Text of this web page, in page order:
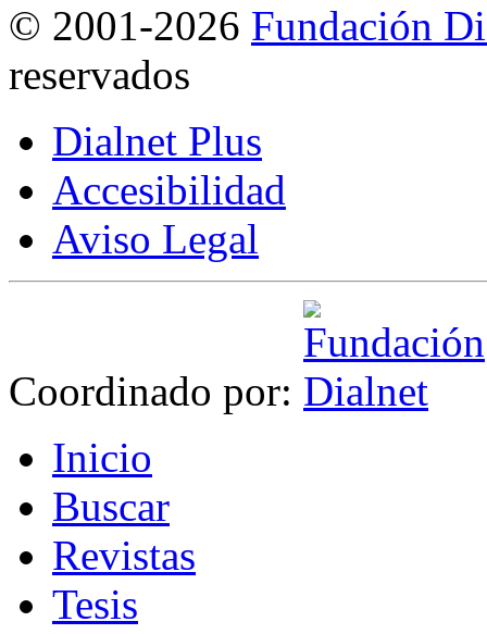
© 2001-2026 Fundación
reservados
Dialnet Plus
Accesibilidad
Aviso Legal
Coordinado por:
Inicio
Buscar
Revistas
Tesis